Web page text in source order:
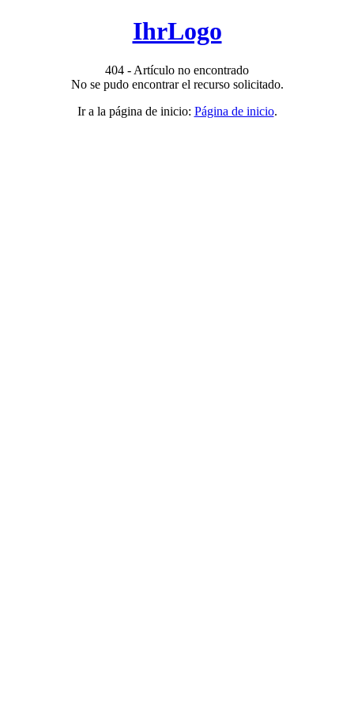
IhrLogo
404 - Artículo no encontrado
No se pudo encontrar el recurso solicitado.
Ir a la página de inicio: Página de inicio.